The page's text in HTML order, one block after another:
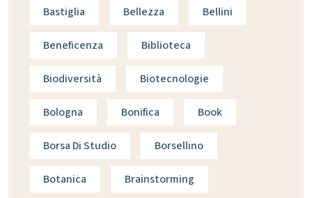
Bastiglia Bellezza Bellini
Beneficenza Biblioteca
Biodiversità Biotecnologie
Bologna Bonifica Book
Borsa Di Studio Borsellino
Botanica Brainstorming